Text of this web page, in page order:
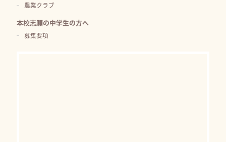
農業クラブ
本校志願の中学生の方へ
募集要項